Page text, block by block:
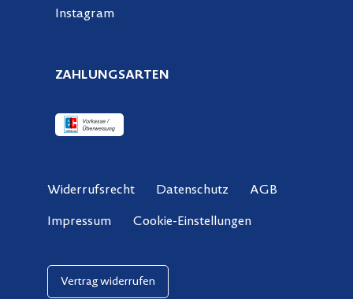
Instagram
ZAHLUNGSARTEN
Widerrufsrecht Datenschutz AGB
Impressum Cookie-Einstellungen
Vertrag widerrufen